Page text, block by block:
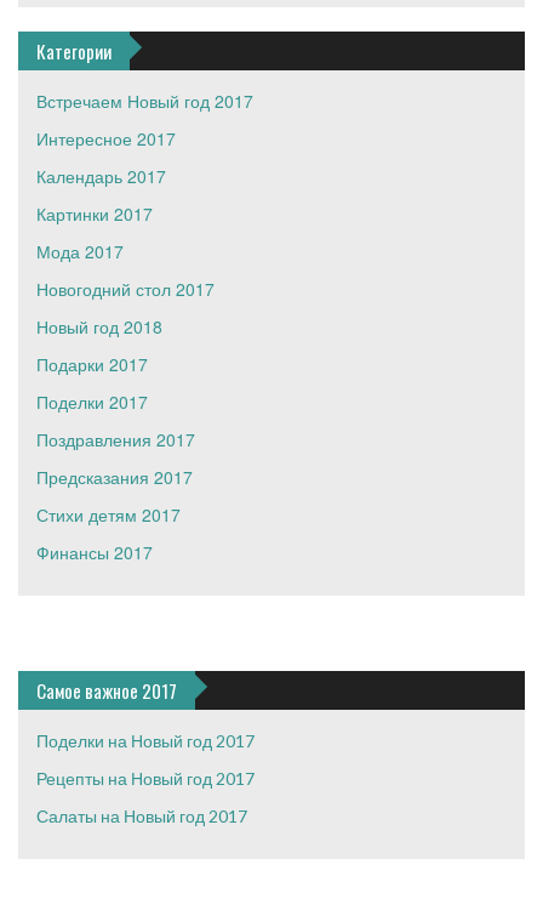
Категории
Встречаем Новый год 2017
Интересное 2017
Календарь 2017
Картинки 2017
Мода 2017
Новогодний стол 2017
Новый год 2018
Подарки 2017
Поделки 2017
Поздравления 2017
Предсказания 2017
Стихи детям 2017
Финансы 2017
Самое важное 2017
Поделки на Новый год 2017
Рецепты на Новый год 2017
Салаты на Новый год 2017